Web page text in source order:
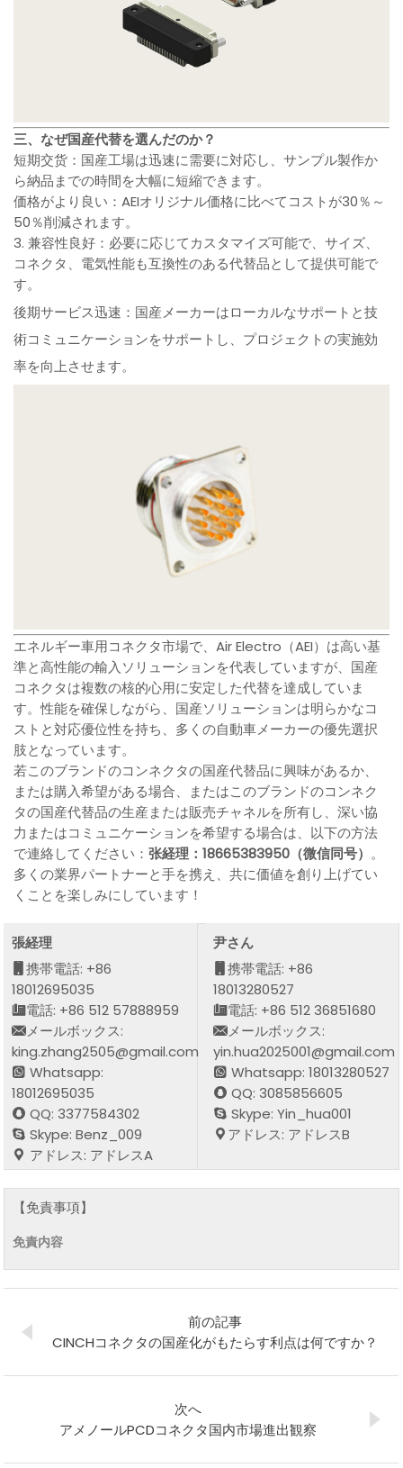
三、なぜ国産代替を選んだのか？
短期交货：国産工場は迅速に需要に対応し、サンプル製作か
ら納品までの時間を大幅に短縮できます。
価格がより良い：AEIオリジナル価格に比べてコストが30％～
50％削減されます。
3. 兼容性良好：必要に応じてカスタマイズ可能で、サイズ、
コネクタ、電気性能も互換性のある代替品として提供可能で
す。
後期サービス迅速：国産メーカーはローカルなサポートと技
術コミュニケーションをサポートし、プロジェクトの実施効
率を向上させます。
エネルギー車用コネクタ市場で、Air Electro（AEI）は高い基
準と高性能の輸入ソリューションを代表していますが、国産
コネクタは複数の核的心用に安定した代替を達成していま
す。性能を確保しながら、国産ソリューションは明らかなコ
ストと対応優位性を持ち、多くの自動車メーカーの優先選択
肢となっています。
若このブランドのコンネクタの国産代替品に興味があるか、
または購入希望がある場合、またはこのブランドのコンネク
タの国産代替品の生産または販売チャネルを所有し、深い協
力またはコミュニケーションを希望する場合は、以下の方法
で連絡してください：张経理：18665383950（微信同号） 。
多くの業界パートナーと手を携え、共に価値を創り上げてい
くことを楽しみにしています！
張経理
携帯電話: +86
18012695035
電話: +86 512 57888959
メールボックス:
king.zhang2505@gmail.com
Whatsapp:
18012695035
QQ: 3377584302
Skype: Benz_009
アドレス: アドレスA
尹さん
携帯電話: +86
18013280527
電話: +86 512 36851680
メールボックス:
yin.hua2025001@gmail.com
Whatsapp: 18013280527
QQ: 3085856605
Skype: Yin_hua001
アドレス: アドレスB
【免責事項】
免責内容
前の記事
CINCHコネクタの国産化がもたらす利点は何ですか？
次へ
アメノールPCDコネクタ国内市場進出観察